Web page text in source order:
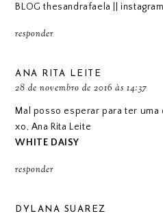
BLOG thesandrafaela ||instagram
responder
ANA RITA LEITE
28 de novembro de 2016 às 14:37
Mal posso esperar para ter uma
xo, Ana Rita Leite
WHITE DAISY
responder
DYLANA SUAREZ